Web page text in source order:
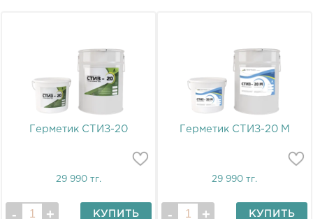
Герметик СТИЗ-20
29 990 тг.
КУПИТЬ
Герметик СТИЗ-20 М
29 990 тг.
КУПИТЬ